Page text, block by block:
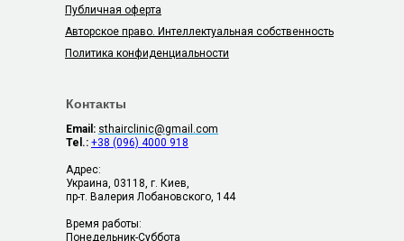
Публичная оферта
Авторское право. Интеллектуальная собственность
Политика конфиденциальности
Контакты
Email: sthairclinic@gmail.com
Tel.: +38 (096) 4000 918
Адрес:
Украина, 03118, г. Киев,
пр-т. Валерия Лобановского, 144
Время работы:
Понедельник-Суббота